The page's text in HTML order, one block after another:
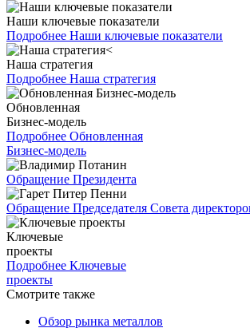
Наши ключевые показатели
Подробнее Наши ключевые показатели
Наша стратегия
Подробнее Наша стратегия
Обновленная
Бизнес-модель
Подробнее Обновленная
Бизнес-модель
Обращение Президента
Обращение Председателя Совета
Ключевые
проекты
Подробнее Ключевые
проекты
Смотрите также
Обзор рынка металлов